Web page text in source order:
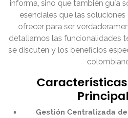
informa, sino que también guía
esenciales que las
ofrecer para ser
detallamos las funcionalidades
se discuten y los beneficios
Gestión Centralizada